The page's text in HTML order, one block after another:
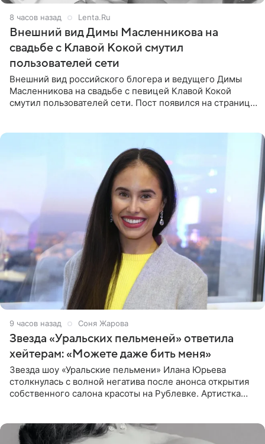
8 часов назад Lenta.Ru
Внешний вид Димы Масленникова на
свадьбе с Клавой Кокой смутил
пользователей сети
Внешний вид российского блогера и ведущего Димы
Масленникова на свадьбе с певицей Клавой Кокой
смутил пользователей сети. Пост появился на странице
9 часов назад Соня Жарова
Звезда «Уральских пельменей» ответила
хейтерам: «Можете даже бить меня»
Звезда шоу «Уральские пельмени» Илана Юрьева
столкнулась с волной негатива после анонса открытия
собственного салона красоты на Рублевке. Артистка